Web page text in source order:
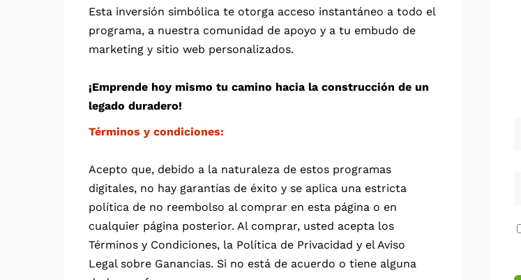
Esta inversión simbólica te otorga acceso instantáneo a todo el
programa, a nuestra comunidad de apoyo y a tu embudo de
marketing y sitio web personalizados.
¡Emprende hoy mismo tu camino hacia la construcción de un
legado duradero!
Términos y condiciones:
Acepto que, debido a la naturaleza de estos programas
digitales, no hay garantías de éxito y se aplica una estricta
política de no reembolso al comprar en esta página o en
cualquier página posterior. Al comprar, usted acepta los
Términos y Condiciones, la Política de Privacidad y el Aviso
Legal sobre Ganancias. Si no está de acuerdo o tiene alguna